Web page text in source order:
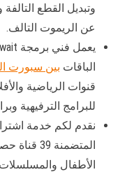
وتبديل القطع
عن الريموت التالف.
الباقات بين سبورت
قنوات الرياضية
للبرامج الترفيهية
نقدم لكم خدمة
المتضمنة
الأطفال والمسلسلات